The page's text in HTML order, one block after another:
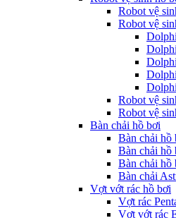
Robot vệ
Robot vệ
Robot vệ
Robot vệ
Bàn chải hồ bơi
Bàn chải hồ
Bàn chải hồ
Bàn chải hồ
Bàn chải
Vợt vớt rác hồ bơi
Vợt rác
Vợt vớt rác